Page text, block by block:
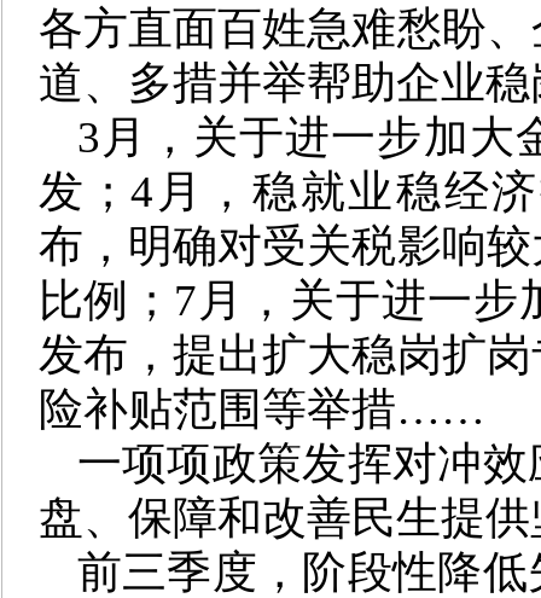
各方直面百姓急难愁盼
道、多措并举帮助企业
3月，关于进一步加大
发；4月，稳就业稳经
布，明确对受关税影响
比例；7月，关于进一
发布，提出扩大稳岗扩
险补贴范围等举措……
一项项政策发挥对冲
盘、保障和改善民生提
前三季度，阶段性降